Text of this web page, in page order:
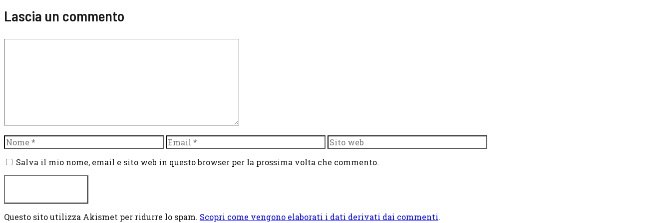
Lascia un commento
Nome Email
Sito
web
Salva il mio nome, email e sito web in questo browser per la prossima volta che commento.
Questo sito utilizza Akismet per ridurre lo spam. Scopri come vengono elaborati i dati derivati dai commenti.